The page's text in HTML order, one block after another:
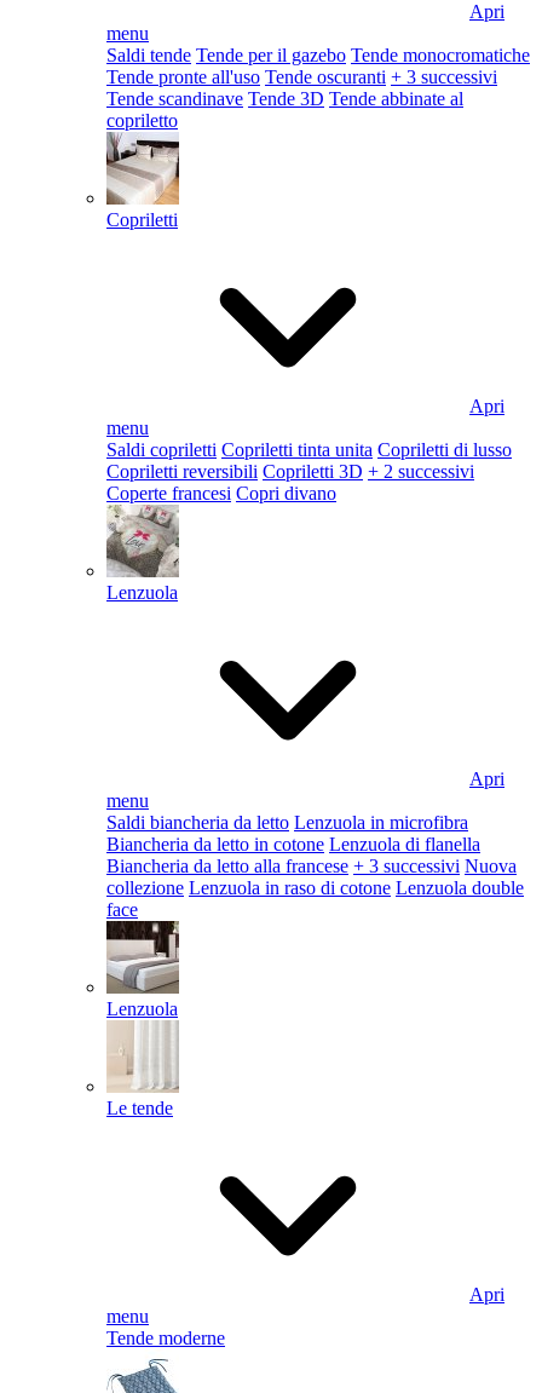
Apri
menu
Saldi tende Tende per il gazebo Tende monocromatiche
Tende pronte all'uso Tende oscuranti + 3 successivi
Tende scandinave Tende 3D Tende abbinate al
copriletto
Copriletti
Apri
menu
Saldi copriletti Copriletti tinta unita Copriletti di lusso
Copriletti reversibili Copriletti 3D + 2 successivi
Coperte francesi Copri divano
Lenzuola
Apri
menu
Saldi biancheria da letto Lenzuola in microfibra
Biancheria da letto in cotone Lenzuola di flanella
Biancheria da letto alla francese + 3 successivi Nuova
collezione Lenzuola in raso di cotone Lenzuola double
face
Lenzuola
Le tende
Apri
menu
Tende moderne